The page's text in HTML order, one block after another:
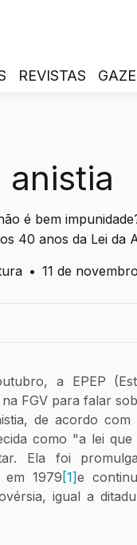
REVISTAS
anistia
é bem
40 anos da Lei da
• 11 de
a EPEP
FGV para falar
de acordo com
como "a lei que
Ela foi
em 1979 [1]e
igual a